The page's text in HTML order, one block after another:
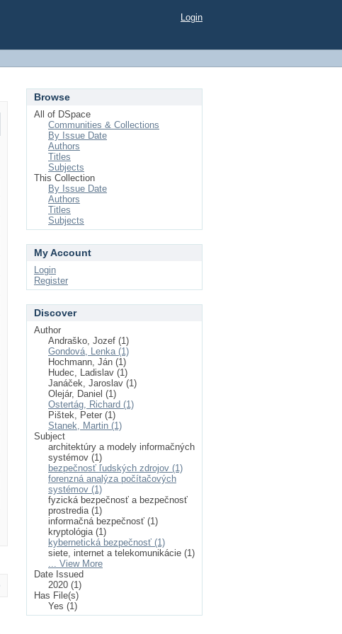
Login
Browse
All of DSpace
Communities & Collections
By Issue Date
Authors
Titles
Subjects
This Collection
By Issue Date
Authors
Titles
Subjects
My Account
Login
Register
Discover
Author
Andraško, Jozef (1)
Gondová, Lenka (1)
Hochmann, Ján (1)
Hudec, Ladislav (1)
Janáček, Jaroslav (1)
Olejár, Daniel (1)
Ostertág, Richard (1)
Pištek, Peter (1)
Stanek, Martin (1)
Subject
architektúry a modely informačných
systémov (1)
bezpečnosť ľudských zdrojov (1)
forenzná analýza počítačových
systémov (1)
fyzická bezpečnosť a bezpečnosť
prostredia (1)
informačná bezpečnosť (1)
kryptológia (1)
kybernetická bezpečnosť (1)
siete, internet a telekomunikácie (1)
... View More
Date Issued
2020 (1)
Has File(s)
Yes (1)